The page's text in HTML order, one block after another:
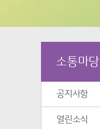
소통마당
공지사항
열린소식